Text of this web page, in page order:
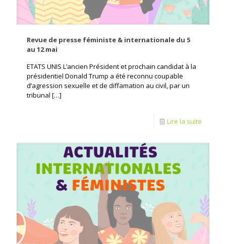
Revue de presse féministe & internationale du 5
au 12 mai
ETATS UNIS L’ancien Président et prochain candidat à la
présidentiel Donald Trump a été reconnu coupable
d’agression sexuelle et de diffamation au civil, par un
tribunal […]
Lire la suite